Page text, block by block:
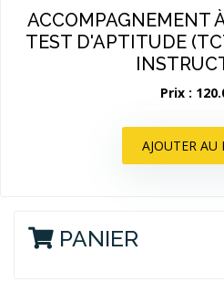
ACCOMPAGNEMENT
TEST D'APTITUDE
Prix :
AJOUTER AU
PANIER